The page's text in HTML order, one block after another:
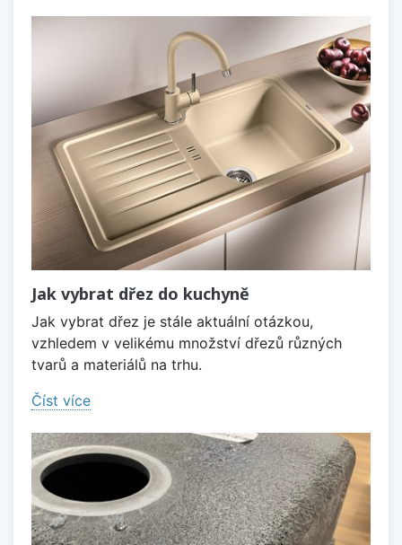
Jak vybrat dřez do kuchyně
Jak vybrat dřez je stále aktuální otázkou,
vzhledem v velikému množství dřezů různých
tvarů a materiálů na trhu.
Číst více